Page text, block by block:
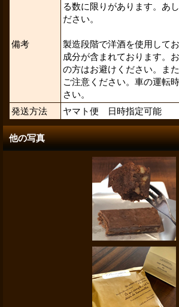
備考
る数に限りがあります。あ
ださい。
製造段階で洋酒を使用して
成分が含まれております。
の方はお避けください。ま
ご注意ください。車の運転
さい。
発送方法
ヤマト便 日時指定可能
他の写真